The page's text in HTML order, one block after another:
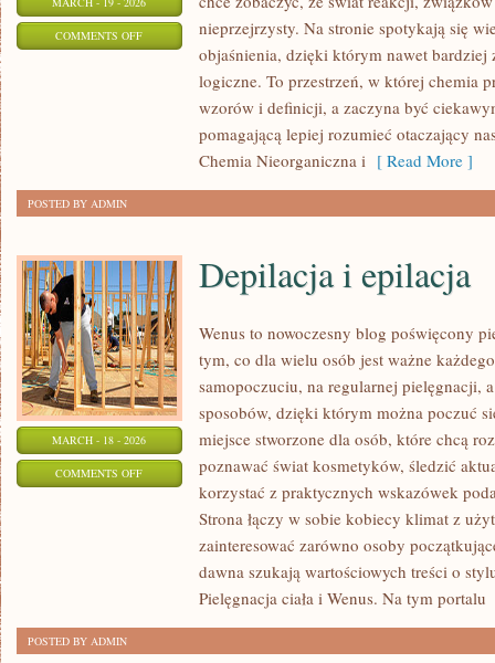
COMMENTS OFFON
nieprzejrzysty. Na stronie spotykają się
objaśnienia, dzięki którym nawet bardziej
logiczne. To przestrzeń, w której chemia
wzorów i definicji, a zaczyna być
pomagającą lepiej rozumieć otaczający
Chemia Nieorganiczna i [ Read More ]
POSTED BY ADMIN
MARCH - 18 - 2026
COMMENTS OFFON
Depilacja i epilacja
Wenus to nowoczesny blog poświęcony
tym, co dla wielu osób jest ważne
samopoczuciu, na regularnej pielęgnacji,
sposobów, dzięki którym można poczuć
miejsce stworzone dla osób, które chcą
poznawać świat kosmetyków, śledzić
korzystać z praktycznych wskazówek
Strona łączy w sobie kobiecy klimat z
zainteresować zarówno osoby
dawna szukają wartościowych treści o
Pielęgnacja ciała i Wenus. Na tym portalu
POSTED BY ADMIN